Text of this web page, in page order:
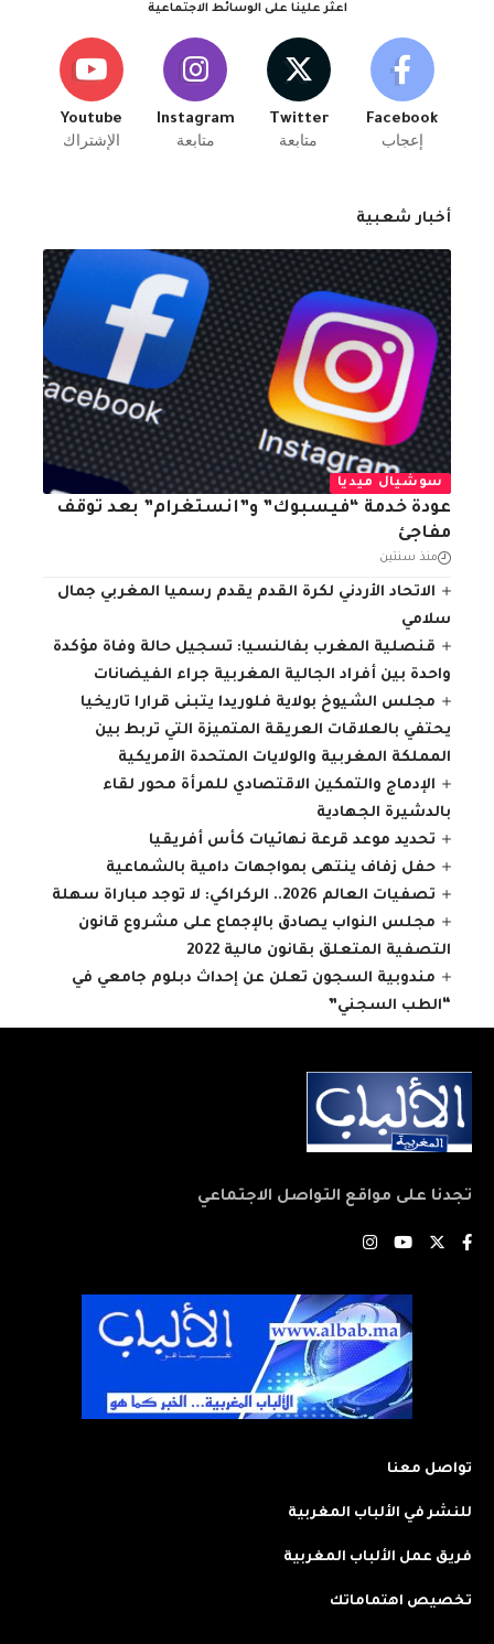
اعثر علينا على الوسائط الاجتماعية
Facebook
إعجاب
Twitter
متابعة
Instagram
متابعة
Youtube
الإشتراك
أخبار شعبية
سوشيال ميديا
عودة خدمة “فيسبوك” و”انستغرام” بعد توقف
مفاجئ
منذ سنتين
الاتحاد الأردني لكرة القدم يقدم رسميا المغربي جمال
سلامي
قنصلية المغرب بفالنسيا: تسجيل حالة وفاة مؤكدة
واحدة بين أفراد الجالية المغربية جراء الفيضانات
مجلس الشيوخ بولاية فلوريدا يتبنى قرارا تاريخيا
يحتفي بالعلاقات العريقة المتميزة التي تربط بين
المملكة المغربية والولايات المتحدة الأمريكية
الإدماج والتمكين الاقتصادي للمرأة محور لقاء
بالدشيرة الجهادية
تحديد موعد قرعة نهائيات كأس أفريقيا
حفل زفاف ينتهى بمواجهات دامية بالشماعية
تصفيات العالم 2026.. الركراكي: لا توجد مباراة سهلة
مجلس النواب يصادق بالإجماع على مشروع قانون
التصفية المتعلق بقانون مالية 2022
مندوبية السجون تعلن عن إحداث دبلوم جامعي في
“الطب السجني”
تجدنا على مواقع التواصل الاجتماعي
تواصل معنا
للنشر في الألباب المغربية
فريق عمل الألباب المغربية
تخصيص اهتماماتك